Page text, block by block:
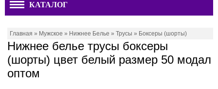
КАТАЛОГ
Главная » Мужское » Нижнее Белье » Трусы » Боксеры (шорты)
Нижнее белье трусы боксеры
(шорты) цвет белый размер 50 модал
оптом